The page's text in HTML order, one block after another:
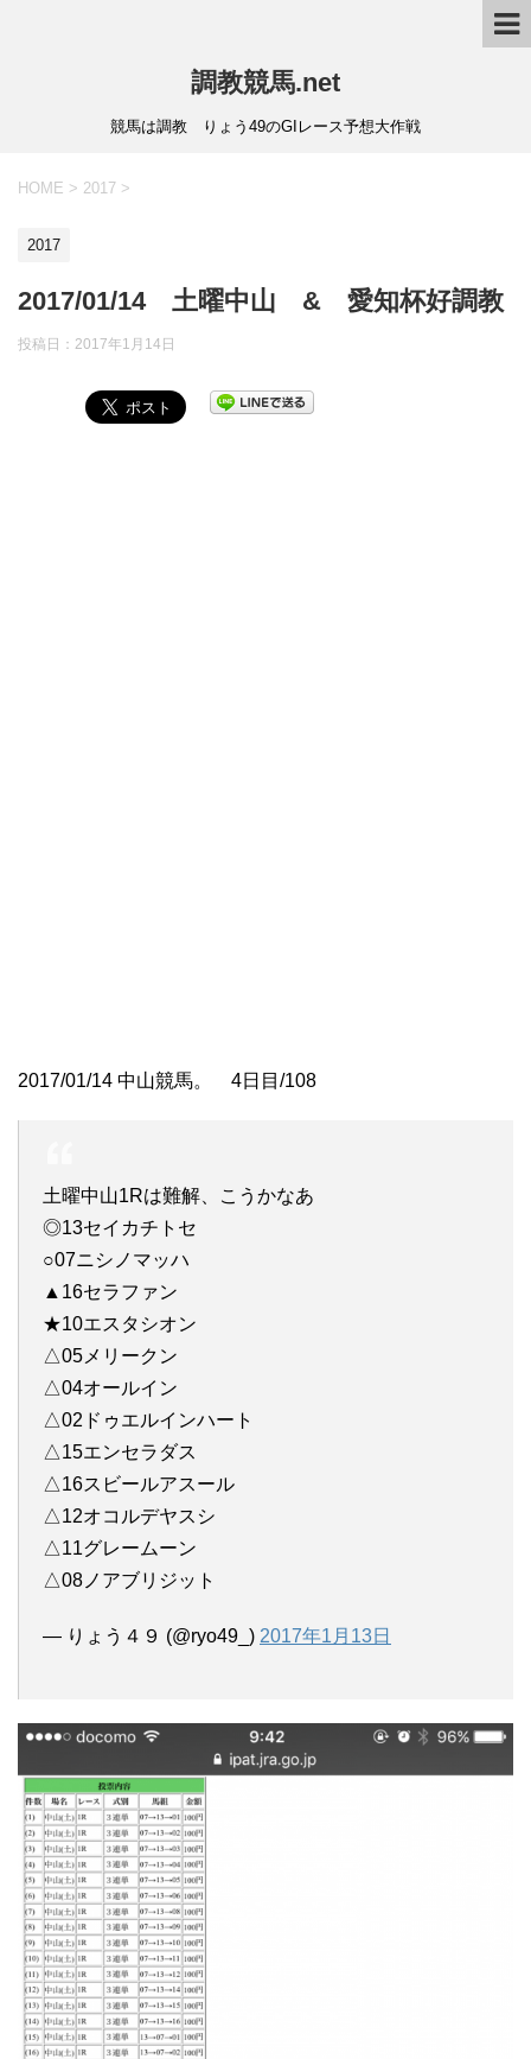
調教競馬.net
競馬は調教 りょう49のGIレース予想大作戦
HOME > 2017 >
2017
2017/01/14 土曜中山 & 愛知杯好調教
投稿日： 2017年1月14日
2017/01/14 中山競馬。 4日目/108
土曜中山1Rは難解、こうかなあ
◎13セイカチトセ
○07ニシノマッハ
▲16セラファン
★10エスタシオン
△05メリークン
△04オールイン
△02ドゥエルインハート
△15エンセラダス
△16スビールアスール
△12オコルデヤスシ
△11グレームーン
△08ノアブリジット
— りょう４９ (@ryo49_) 2017年1月13日